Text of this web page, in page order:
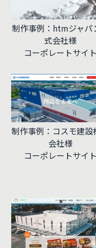
制作事例：htmジャパ
式会社様
コーポレートサイト
制作事例：コスモ建設
会社様
コーポレートサイト